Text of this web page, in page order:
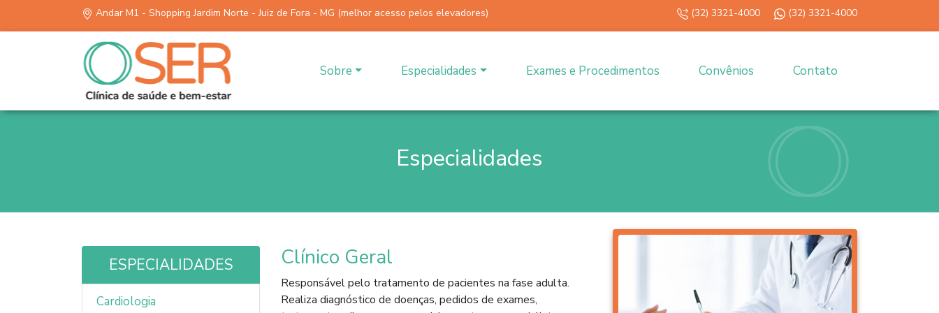
Andar M1 - Shopping Jardim Norte - Juiz de Fora - MG (melhor acesso pelos elevadores) (32) 3321-4000 (32) 3321-4000
Sobre Especialidades Exames e Procedimentos Convênios Contato
Especialidades
ESPECIALIDADES
Cardiologia
Clínico Geral
Responsável pelo tratamento de pacientes na fase adulta.
Realiza diagnóstico de doenças, pedidos de exames,